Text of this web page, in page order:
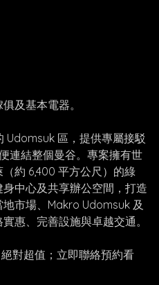
及基本電器。
Udomsuk 區，提供專屬接駁
連結整個曼谷。專案擁有世
約 6,400 平方公尺）的綠
中心及共享辦公空間，打造
市場、Makro Udomsuk 及
惠、完善設施與卓越交通。
對超值；立即聯絡預約看